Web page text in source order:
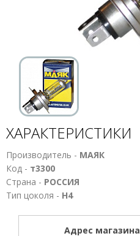
ХАРАКТЕРИСТИКИ
Производитель - МАЯК
Код - т3300
Страна - РОССИЯ
Тип цоколя - Н4
Адрес магазина